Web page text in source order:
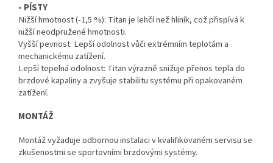
- PÍSTY
Nižší hmotnost (-1,5 %): Titan je lehčí než hliník, což přispívá k
nižší neodpružené hmotnosti.
Vyšší pevnost: Lepší odolnost vůči extrémním teplotám a
mechanickému zatížení.
Lepší tepelná odolnost: Titan výrazně snižuje přenos tepla do
brzdové kapaliny a zvyšuje stabilitu systému při opakovaném
zatížení.
MONTÁŽ
Montáž vyžaduje odbornou instalaci v kvalifikovaném servisu se
zkušenostmi se sportovními brzdovými systémy.